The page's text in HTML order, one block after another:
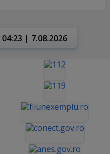
| 7.08.2026